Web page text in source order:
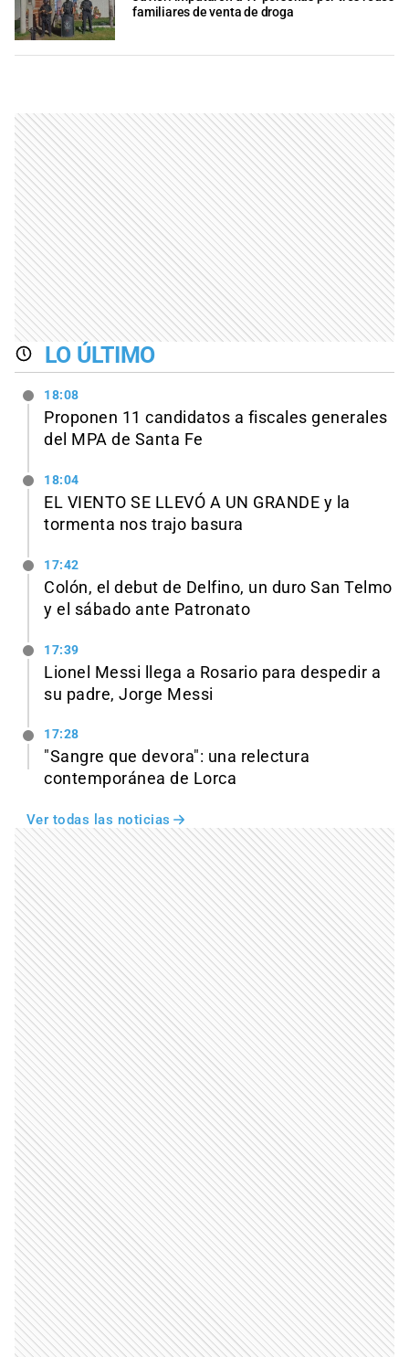
familiares de venta de droga
LO ÚLTIMO
18:08
Proponen 11 candidatos a fiscales generales
del MPA de Santa Fe
18:04
EL VIENTO SE LLEVÓ A UN GRANDE y la
tormenta nos trajo basura
17:42
Colón, el debut de Delfino, un duro San Telmo
y el sábado ante Patronato
17:39
Lionel Messi llega a Rosario para despedir a
su padre, Jorge Messi
17:28
"Sangre que devora": una relectura
contemporánea de Lorca
Ver todas las noticias